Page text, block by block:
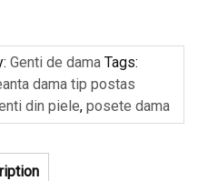
Genti de dama Tags:
dama tip postas
din piele, posete dama